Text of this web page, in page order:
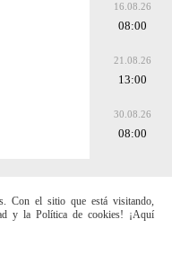
16.08.26
08:00
21.08.26
13:00
30.08.26
08:00
Con el sitio que está visitando,
y la Política de cookies! ¡Aquí